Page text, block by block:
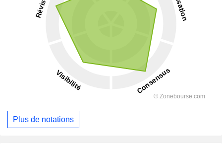
Plus de notations